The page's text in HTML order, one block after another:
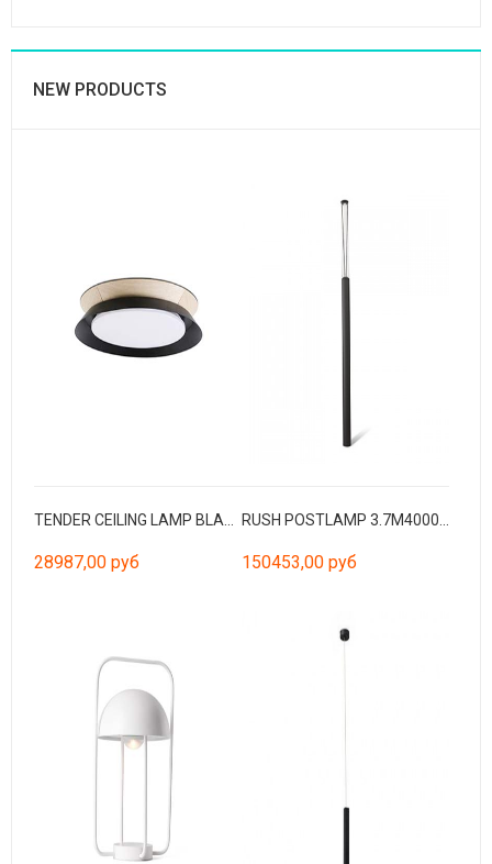
NEW PRODUCTS
TENDER CEILING LAMP BLACK LED 24W 3000K
28987,00 руб
RUSH POSTLAMP 3.7M4000K CRI90 HE 360º WIDE
150453,00 руб